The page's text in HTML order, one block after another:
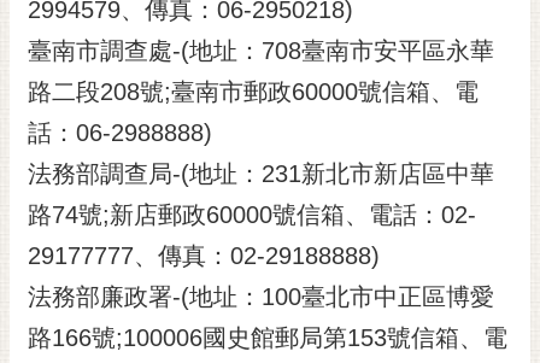
2994579、傳真：06-2950218)
臺南市調查處-(地址：708臺南市安平區永華
路二段208號;臺南市郵政60000號信箱、電
話：06-2988888)
法務部調查局-(地址：231新北市新店區中華
路74號;新店郵政60000號信箱、電話：02-
29177777、傳真：02-29188888)
法務部廉政署-(地址：100臺北市中正區博愛
路166號;100006國史館郵局第153號信箱、電